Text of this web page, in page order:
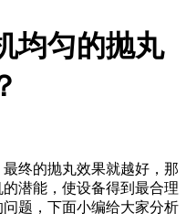
均匀的抛丸
终的抛丸效果就越好，那
潜能，使设备得到最合理
题，下面小编给大家分析